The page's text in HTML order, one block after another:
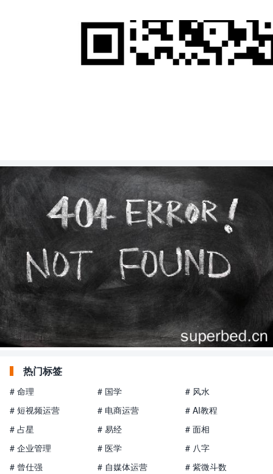
热门标签
# 命理 # 国学
# 风水
# 短视频运营
# 电商运营
# AI教程
# 占星
# 易经
# 面相
# 企业管理
# 医学
# 八字
# 曾仕强
# 自媒体运营
# 紫微斗数